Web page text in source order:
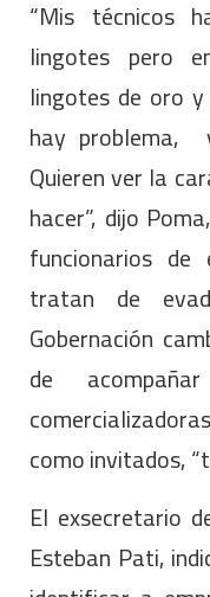
“Mis técnicos
lingotes pero
lingotes de oro y
hay problema,
Quieren ver la
hacer”, dijo
funcionarios de
tratan de
Gobernación
de
como invitados,
El exsecretario
Esteban Pati,